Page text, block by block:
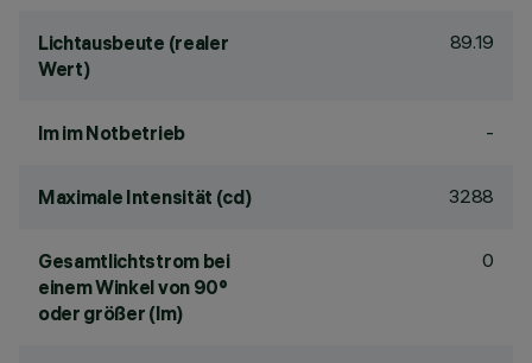
Lichtausbeute (realer
Wert)
89.19
lm im Notbetrieb -
Maximale Intensität (cd) 3288
Gesamtlichtstrom bei
einem Winkel von 90°
oder größer (lm)
0